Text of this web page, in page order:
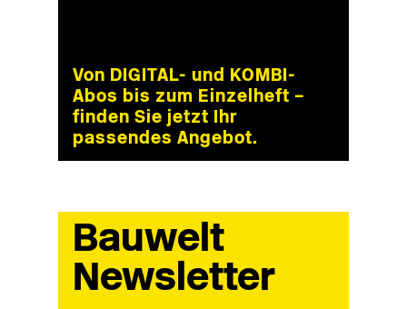
Von DIGITAL- und KOMBI-
Abos bis zum Einzelheft –
finden Sie jetzt Ihr
passendes Angebot.
Bauwelt
Newsletter